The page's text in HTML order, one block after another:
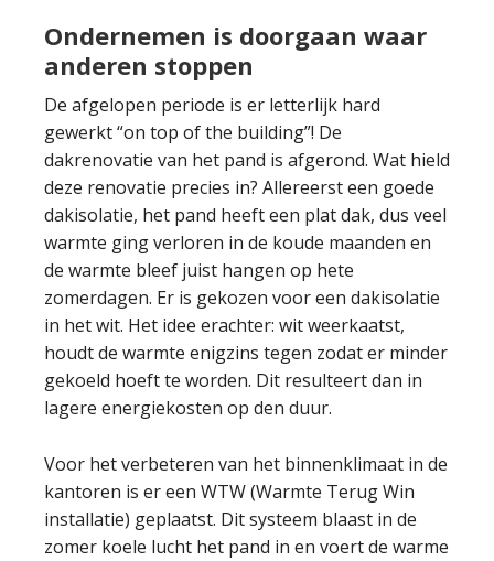
Ondernemen is doorgaan waar
anderen stoppen
De afgelopen periode is er letterlijk hard
gewerkt “on top of the building”! De
dakrenovatie van het pand is afgerond. Wat hield
deze renovatie precies in? Allereerst een goede
dakisolatie, het pand heeft een plat dak, dus veel
warmte ging verloren in de koude maanden en
de warmte bleef juist hangen op hete
zomerdagen. Er is gekozen voor een dakisolatie
in het wit. Het idee erachter: wit weerkaatst,
houdt de warmte enigzins tegen zodat er minder
gekoeld hoeft te worden. Dit resulteert dan in
lagere energiekosten op den duur.
Voor het verbeteren van het binnenklimaat in de
kantoren is er een WTW (Warmte Terug Win
installatie) geplaatst. Dit systeem blaast in de
zomer koele lucht het pand in en voert de warme